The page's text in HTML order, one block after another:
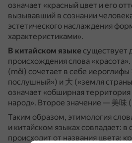
означает «красный цвет и его
вызывавший в сознании
эстетического наслаждения
характеристиками».
В китайском языкесуществует
происхождения слова «красота».
(měi) сочетает в себе иероглифы
послушный») и 大 («земля
означает «обширная
народ». Второе значение — 美味
Таким образом, этимология
и китайском языках совпадает: в
происходит от названия цвета: